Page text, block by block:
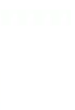
Blender Seti:
ve dayanıklı
Ergonomik